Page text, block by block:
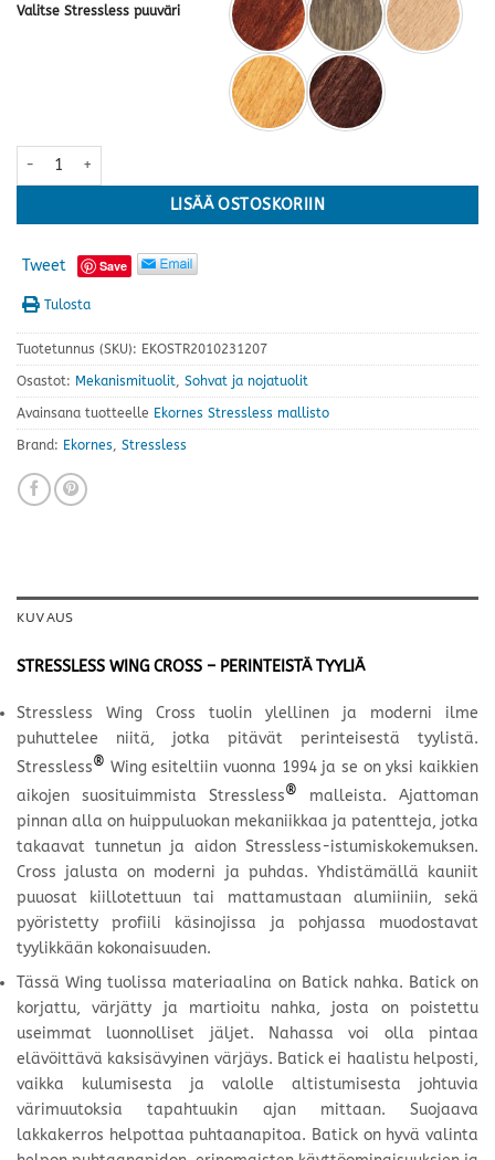
Valitse Stressless puuväri
Stressless® Wing Cross tuoli+rahi, Batick kokonahka · useita värejä
LISÄÄ OSTOSKORIIN
Tweet Save
Tulosta
Tuotetunnus (SKU): EKOSTR2010231207
Osastot: Mekanismituolit Sohvat ja nojatuolit
Avainsana tuotteelle Ekornes Stressless mallisto
Brand: Ekornes Stressless
KUVAUS
STRESSLESS WING CROSS – PERINTEISTÄ TYYLIÄ
Stressless Wing Cross tuolin ylellinen ja moderni ilme
puhuttelee niitä, jotka pitävät perinteisestä tyylistä.
Stressless® Wing esiteltiin vuonna 1994 ja se on yksi kaikkien
aikojen suosituimmista Stressless®
malleista. Ajattoman
pinnan alla on huippuluokan mekaniikkaa ja patentteja, jotka
takaavat tunnetun ja aidon Stressless-istumiskokemuksen.
Cross jalusta on moderni ja puhdas. Yhdistämällä kauniit
puuosat kiillotettuun tai mattamustaan alumiiniin, sekä
pyöristetty profiili käsinojissa ja pohjassa muodostavat
tyylikkään kokonaisuuden.
Tässä Wing tuolissa materiaalina on Batick nahka. Batick on
korjattu, värjätty ja martioitu nahka, josta on poistettu
useimmat luonnolliset jäljet. Nahassa voi olla pintaa
elävöittävä kaksisävyinen värjäys. Batick ei haalistu helposti,
vaikka kulumisesta ja valolle altistumisesta johtuvia
värimuutoksia tapahtuukin ajan mittaan. Suojaava
lakkakerros helpottaa puhtaanapitoa. Batick on hyvä valinta